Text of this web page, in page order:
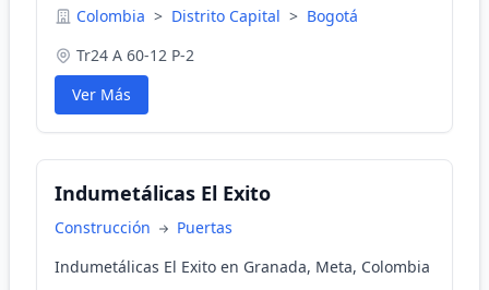
Colombia > Distrito Capital > Bogotá
Tr24 A 60-12 P-2
Ver Más
Indumetálicas El Exito
Construcción
Puertas
Indumetálicas El Exito en Granada, Meta, Colombia